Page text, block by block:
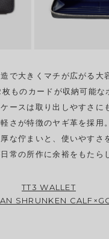
で大きくマチが広がる大
ものカードが収納可能な
ースは取り出しやすさに
さが特徴のヤギ革を採用
な佇まいと、使いやすさ
常の所作に余裕をもたら
TT3 WALLET
SHRUNKEN